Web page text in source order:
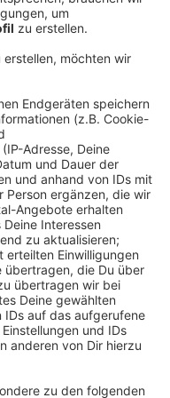
und der
auf dem
die Einsatzkräfte,
Wasser-Land-
Rhein auch